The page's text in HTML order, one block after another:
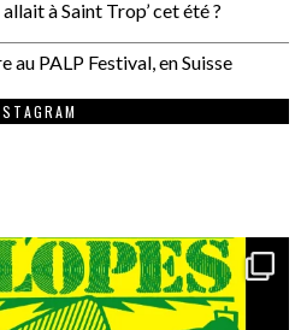
à Saint Trop’ cet été ?
au PALP Festival, en Suisse